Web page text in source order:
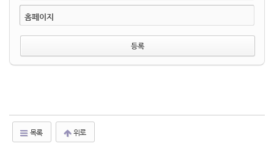
홈페이지
목록 위로